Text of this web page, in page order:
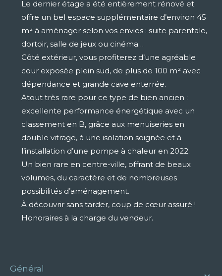
Le dernier étage a été entièrement rénové et
offre un bel espace supplémentaire d’environ 45
m² à aménager selon vos envies : suite parentale,
dortoir, salle de jeux ou cinéma…
Côté extérieur, vous profiterez d’une agréable
cour exposée plein sud, de plus de 100 m² avec
dépendance et grande cave enterrée.
Atout très rare pour ce type de bien ancien :
excellente performance énergétique avec un
classement en B, grâce aux menuiseries en
double vitrage, à une isolation soignée et à
l’installation d’une pompe à chaleur en 2022.
Un bien rare en centre-ville, offrant de beaux
volumes, du caractère et de nombreuses
possibilités d’aménagement.
À découvrir sans tarder, coup de cœur assuré !
Honoraires à la charge du vendeur.
général